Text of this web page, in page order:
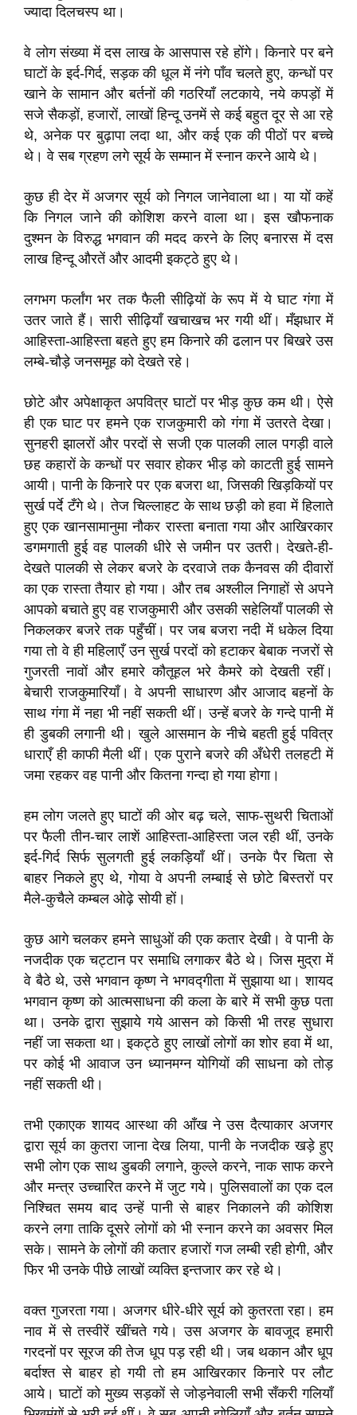
ज्यादा दिलचस्प था।
वे लोग संख्या में दस लाख के आसपास रहे होंगे। किनारे पर बने
घाटों के इर्द-गिर्द, सड़क की धूल में नंगे पाँव चलते हुए, कन्धों पर
खाने के सामान और बर्तनों की गठरियाँ लटकाये, नये कपड़ों में
सजे सैकड़ों, हजारों, लाखों हिन्दू उनमें से कई बहुत दूर से आ रहे
थे, अनेक पर बुढ़ापा लदा था, और कई एक की पीठों पर बच्चे
थे। वे सब ग्रहण लगे सूर्य के सम्मान में स्नान करने आये थे।
कुछ ही देर में अजगर सूर्य को निगल जानेवाला था। या यों कहें
कि निगल जाने की कोशिश करने वाला था। इस खौफनाक
दुश्मन के विरुद्ध भगवान की मदद करने के लिए बनारस में दस
लाख हिन्दू औरतें और आदमी इकट्ठे हुए थे।
लगभग फर्लांग भर तक फैली सीढ़ियों के रूप में ये घाट गंगा में
उतर जाते हैं। सारी सीढ़ियाँ खचाखच भर गयी थीं। मँझधार में
आहिस्ता-आहिस्ता बहते हुए हम किनारे की ढलान पर बिखरे उस
लम्बे-चौड़े जनसमूह को देखते रहे।
छोटे और अपेक्षाकृत अपवित्र घाटों पर भीड़ कुछ कम थी। ऐसे
ही एक घाट पर हमने एक राजकुमारी को गंगा में उतरते देखा।
सुनहरी झालरों और परदों से सजी एक पालकी लाल पगड़ी वाले
छह कहारों के कन्धों पर सवार होकर भीड़ को काटती हुई सामने
आयी। पानी के किनारे पर एक बजरा था, जिसकी खिड़कियों पर
सुर्ख पर्दे टँगे थे। तेज चिल्लाहट के साथ छड़ी को हवा में हिलाते
हुए एक खानसामानुमा नौकर रास्ता बनाता गया और आखिरकार
डगमगाती हुई वह पालकी धीरे से जमीन पर उतरी। देखते-ही-
देखते पालकी से लेकर बजरे के दरवाजे तक कैनवस की दीवारों
का एक रास्ता तैयार हो गया। और तब अश्लील निगाहों से अपने
आपको बचाते हुए वह राजकुमारी और उसकी सहेलियाँ पालकी से
निकलकर बजरे तक पहुँचीं। पर जब बजरा नदी में धकेल दिया
गया तो वे ही महिलाएँ उन सुर्ख परदों को हटाकर बेबाक नजरों से
गुजरती नावों और हमारे कौतूहल भरे कैमरे को देखती रहीं।
बेचारी राजकुमारियाँ। वे अपनी साधारण और आजाद बहनों के
साथ गंगा में नहा भी नहीं सकती थीं। उन्हें बजरे के गन्दे पानी में
ही डुबकी लगानी थी। खुले आसमान के नीचे बहती हुई पवित्र
धाराएँ ही काफी मैली थीं। एक पुराने बजरे की अँधेरी तलहटी में
जमा रहकर वह पानी और कितना गन्दा हो गया होगा।
हम लोग जलते हुए घाटों की ओर बढ़ चले, साफ-सुथरी चिताओं
पर फैली तीन-चार लाशें आहिस्ता-आहिस्ता जल रही थीं, उनके
इर्द-गिर्द सिर्फ सुलगती हुई लकड़ियाँ थीं। उनके पैर चिता से
बाहर निकले हुए थे, गोया वे अपनी लम्बाई से छोटे बिस्तरों पर
मैले-कुचैले कम्बल ओढ़े सोयी हों।
कुछ आगे चलकर हमने साधुओं की एक कतार देखी। वे पानी के
नजदीक एक चट्टान पर समाधि लगाकर बैठे थे। जिस मुद्रा में
वे बैठे थे, उसे भगवान कृष्ण ने भगवद्गीता में सुझाया था। शायद
भगवान कृष्ण को आत्मसाधना की कला के बारे में सभी कुछ पता
था। उनके द्वारा सुझाये गये आसन को किसी भी तरह सुधारा
नहीं जा सकता था। इकट्ठे हुए लाखों लोगों का शोर हवा में था,
पर कोई भी आवाज उन ध्यानमग्न योगियों की साधना को तोड़
नहीं सकती थी।
तभी एकाएक शायद आस्था की आँख ने उस दैत्याकार अजगर
द्वारा सूर्य का कुतरा जाना देख लिया, पानी के नजदीक खड़े हुए
सभी लोग एक साथ डुबकी लगाने, कुल्ले करने, नाक साफ करने
और मन्त्र उच्चारित करने में जुट गये। पुलिसवालों का एक दल
निश्चित समय बाद उन्हें पानी से बाहर निकालने की कोशिश
करने लगा ताकि दूसरे लोगों को भी स्नान करने का अवसर मिल
सके। सामने के लोगों की कतार हजारों गज लम्बी रही होगी, और
फिर भी उनके पीछे लाखों व्यक्ति इन्तजार कर रहे थे।
वक्त गुजरता गया। अजगर धीरे-धीरे सूर्य को कुतरता रहा। हम
नाव में से तस्वीरें खींचते गये। उस अजगर के बावजूद हमारी
गरदनों पर सूरज की तेज धूप पड़ रही थी। जब थकान और धूप
बर्दाश्त से बाहर हो गयी तो हम आखिरकार किनारे पर लौट
आये। घाटों को मुख्य सड़कों से जोड़नेवाली सभी सँकरी गलियाँ